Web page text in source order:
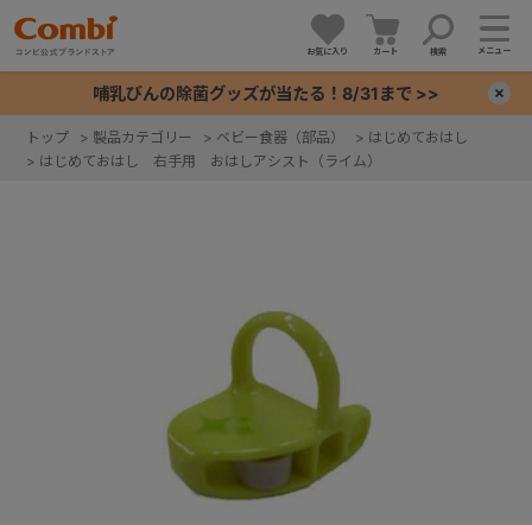
お気に入り カート 検索 メニュー
哺乳びんの除菌グッズが当たる！8/31まで >>
トップ > 製品カテゴリー > ベビー食器（部品） > はじめておはし
> はじめておはし 右手用 おはしアシスト（ライム）